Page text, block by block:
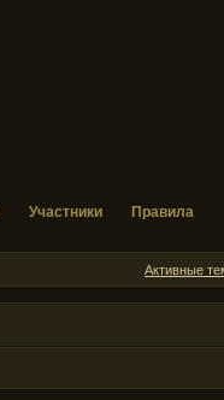
Участники Правила
Активные